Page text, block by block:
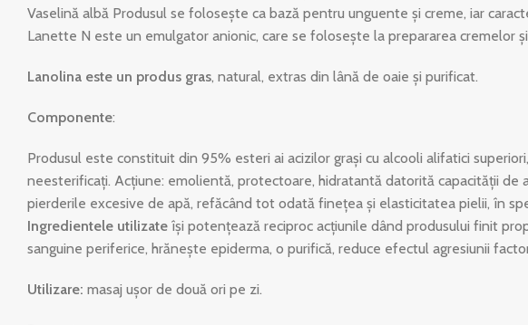
Vaselină albă Produsul se foloseşte ca bază pentru unguente şi creme, iar
Lanette N este un emulgator anionic, care se foloseşte la prepararea cremelor
Lanolina este un produs gras, natural, extras din lână de oaie şi purificat.
Componente:
Produsul este constituit din 95% esteri ai acizilor graşi cu alcooli alifatici
neesterificaţi. Acţiune: emolientă, protectoare, hidratantă datorită capacităţii
pierderile excesive de apă, refăcând tot odată fineţea şi elasticitatea pielii, în
Ingredientele utilizate îşi potenţează reciproc acţiunile dând produsului finit
sanguine periferice, hrăneşte epiderma, o purifică, reduce efectul agresiunii
Utilizare: masaj uşor de două ori pe zi.